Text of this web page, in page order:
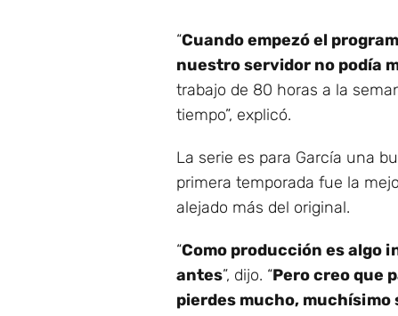
“Cuando empezó el
nuestro servidor no podía
trabajo de 80 horas a la
tiempo”, explicó.
La serie es para García una
primera temporada fue la
alejado más del original.
“Como producción es algo
antes”, dijo. “Pero creo que
pierdes mucho, muchísimo